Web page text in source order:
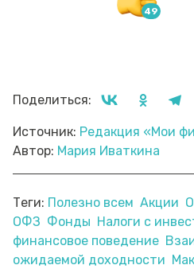
Поделиться:
Источник: Редакция «Мои
Автор: Мария Иваткина
Теги: Полезно всем Акции
ОФЗ Фонды Налоги с
финансовое поведение
ожидаемой доходности